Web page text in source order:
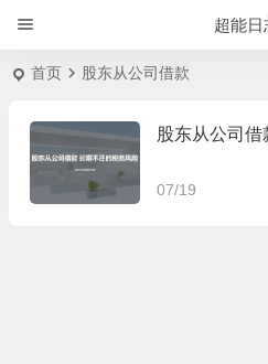
超能日
首页 股东从公司借款
股东从公司
07/19